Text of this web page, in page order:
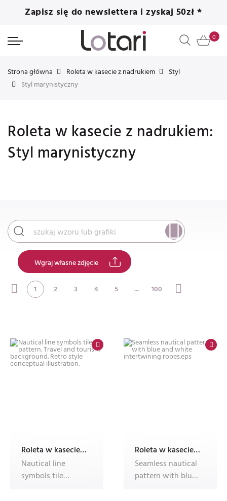
Zapisz się do newslettera i zyskaj 50zł *
Strona główna Roleta w kasecie z nadrukiem
Styl
Styl marynistyczny
Roleta w kasecie z nadrukiem:
Styl marynistyczny
Wgraj własne zdjęcie
1 2 3 4 5 ... 100
Roleta w kasecie z nadrukiem
Nautical line
symbols tile
Roleta w kasecie z nadrukiem
Seamless nautical
pattern with blue